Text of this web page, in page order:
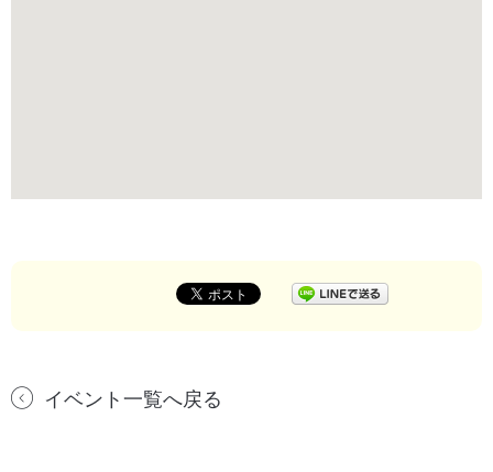
イベント一覧へ戻る